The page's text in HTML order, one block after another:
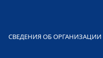
СВЕДЕНИЯ ОБ ОРГАНИЗАЦИИ